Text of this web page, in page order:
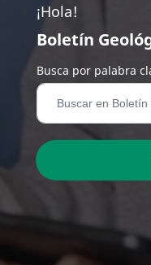
¡Hola!
Boletín
Busca por palabra